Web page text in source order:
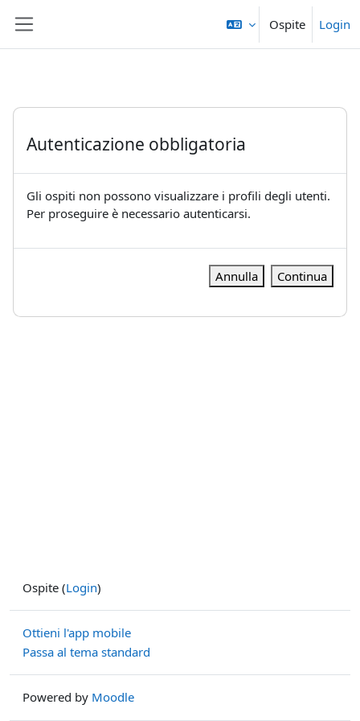
Ospite Login
Autenticazione obbligatoria
Gli ospiti non possono visualizzare i profili degli utenti.
Per proseguire è necessario autenticarsi.
Annulla Continua
Ospite (Login)
Ottieni l'app mobile
Passa al tema standard
Powered by Moodle